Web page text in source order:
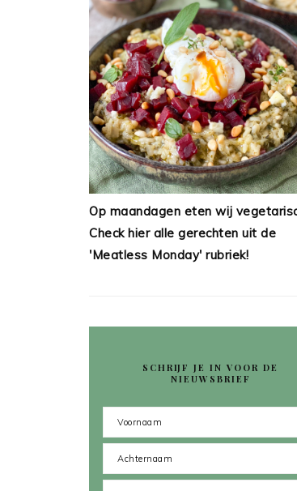
Op maandagen eten wij
Check hier alle gerechten uit de
'Meatless Monday' rubriek!
SCHRIJF JE IN VOOR DE
NIEUWSBRIEF